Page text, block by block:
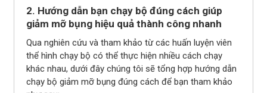
2. Hướng dẫn bạn chạy bộ đúng cách giúp
giảm mỡ bụng hiệu quả thành công nhanh
Qua nghiên cứu và tham khảo từ các huấn luyện viên
thể hình chạy bộ có thể thực hiện nhiều cách chạy
khác nhau, dưới đây chúng tôi sẽ tổng hợp hướng dẫn
chạy bộ giảm mỡ bụng đúng cách để bạn tham khảo